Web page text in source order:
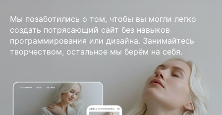
Мы позаботились о том, чтобы вы могли легко
создать потрясающий сайт без навыков
программирования или дизайна. Занимайтесь
творчеством, остальное мы берём на себя.